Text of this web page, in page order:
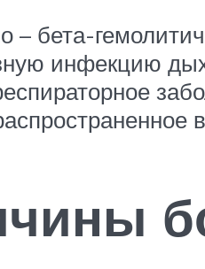
– бета-
инфекцию